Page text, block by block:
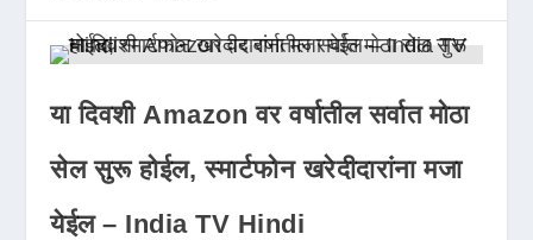
या दिवशी Amazon वर वर्षातील सर्वात मोठा
सेल सुरू होईल, स्मार्टफोन खरेदीदारांना मजा
येईल – India TV Hindi